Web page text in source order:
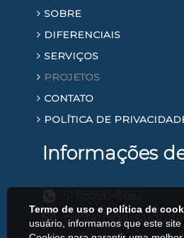
Termo de uso e política de
usuário, informamos que este
SOBRE
DIFERENCIAIS
SERVIÇOS
PROJETOS
CONTATO
POLÍTICA DE
Informações